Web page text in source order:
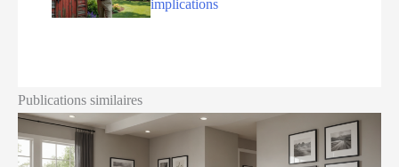
implications
Publications similaires